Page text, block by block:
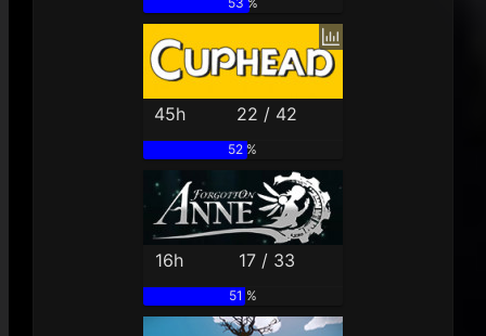
45h 22 / 42
52 %
16h 17 / 33
51 %